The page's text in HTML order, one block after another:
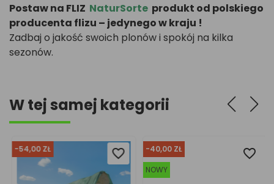
Postaw na FLIZ NaturSorte produkt od polskiego
producenta flizu – jedynego w kraju !
Zadbaj o jakość swoich plonów i spokój na kilka
sezonów.
W tej samej kategorii
-54,00 ZŁ favorite_border
favorite_border
-40,00 ZŁ
NOWY
favorite_border
favorite_border